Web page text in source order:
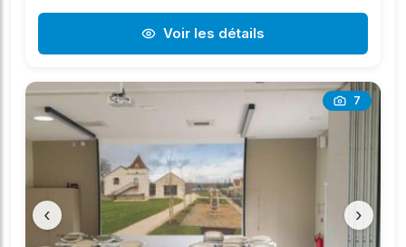
Voir les détails
7
‹ ›